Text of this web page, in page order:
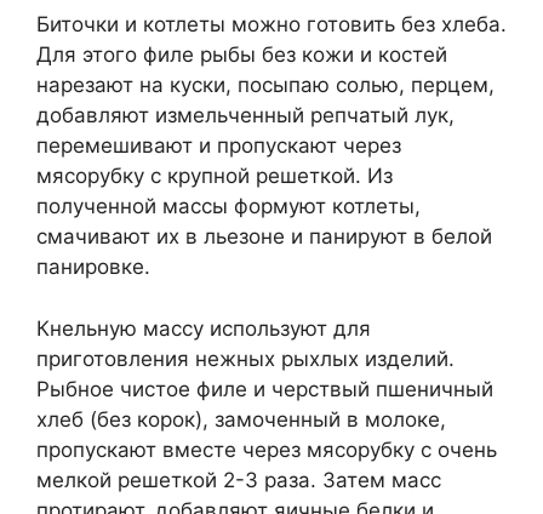
Биточки и котлеты можно готовить без хлеба.
Для этого филе рыбы без кожи и костей
нарезают на куски, посыпаю солью, перцем,
добавляют измельченный репчатый лук,
перемешивают и пропускают через
мясорубку с крупной решеткой. Из
полученной массы формуют котлеты,
смачивают их в льезоне и панируют в белой
панировке.
Кнельную массу используют для
приготовления нежных рыхлых изделий.
Рыбное чистое филе и черствый пшеничный
хлеб (без корок), замоченный в молоке,
пропускают вместе через мясорубку с очень
мелкой решеткой 2-3 раза. Затем масс